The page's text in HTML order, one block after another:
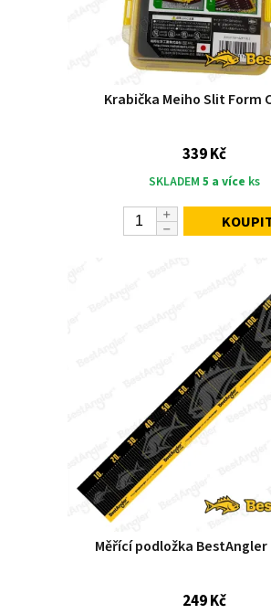
Krabička Meiho Slit Form
339 Kč
SKLADEM 5 a více ks
Měřící podložka BestAngler
249 Kč